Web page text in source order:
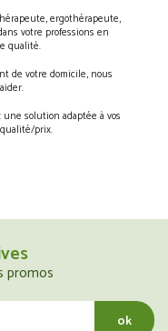
ergothérapeute,
votre professions en
qualité.
de votre domicile, nous
solution adaptée à vos
prix.
promos